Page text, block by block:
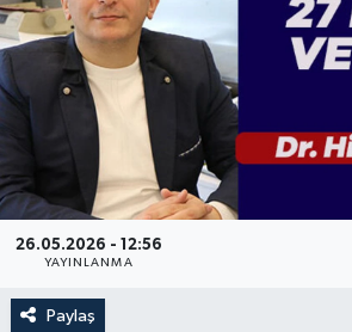
26.05.2026 - 12:56
YAYINLANMA
Paylaş